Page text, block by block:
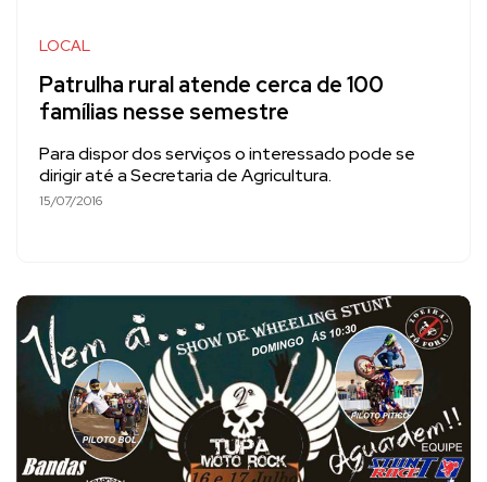
LOCAL
Patrulha rural atende cerca de 100
famílias nesse semestre
Para dispor dos serviços o interessado pode se
dirigir até a Secretaria de Agricultura.
15/07/2016